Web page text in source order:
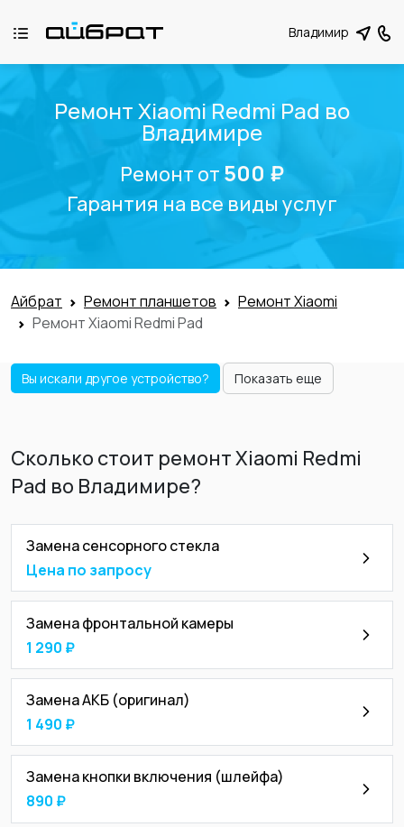
Владимир
Ремонт Xiaomi Redmi Pad во
Владимире
Ремонт от 500 ₽
Гарантия на все виды услуг
Айбрат Ремонт планшетов
Ремонт Xiaomi
Ремонт Xiaomi Redmi Pad
Вы искали другое устройство? Показать еще
Сколько стоит ремонт Xiaomi Redmi
Pad во Владимире?
Замена сенсорного стекла
Цена по запросу
Замена фронтальной камеры
1 290 ₽
Замена АКБ (оригинал)
1 490 ₽
Замена кнопки включения (шлейфа)
890 ₽